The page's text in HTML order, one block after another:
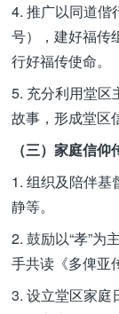
4. 推广以同道偕
号），建好福传
行好福传使命。
5. 充分利用堂区
故事，形成堂区
（三）家庭信仰
1. 组织及陪伴基
静等。
2. 鼓励以“孝”为
手共读《多俾亚
3. 设立堂区家庭